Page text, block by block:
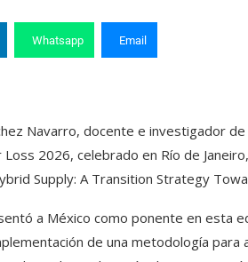
Whatsapp Email
Navarro, docente e investigador de
2026, celebrado en Río de
Supply: A Transition Strategy
a México como ponente en esta
de una metodología